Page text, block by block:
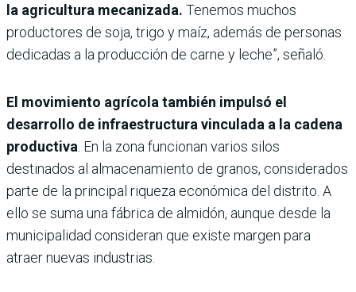
la agricultura mecanizada. Tenemos muchos
productores de soja, trigo y maíz, además de personas
dedicadas a la producción de carne y leche”, señaló.
El movimiento agrícola también impulsó el
desarrollo de infraestructura vinculada a la cadena
productiva . En la zona funcionan varios silos
destinados al almacenamiento de granos, considerados
parte de la principal riqueza económica del distrito. A
ello se suma una fábrica de almidón, aunque desde la
municipalidad consideran que existe margen para
atraer nuevas industrias.